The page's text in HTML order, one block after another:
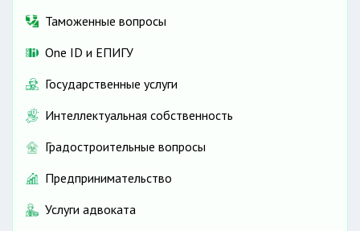
Таможенные вопросы
One ID и ЕПИГУ
Государственные услуги
Интеллектуальная собственность
Градостроительные вопросы
Предпринимательство
Услуги адвоката